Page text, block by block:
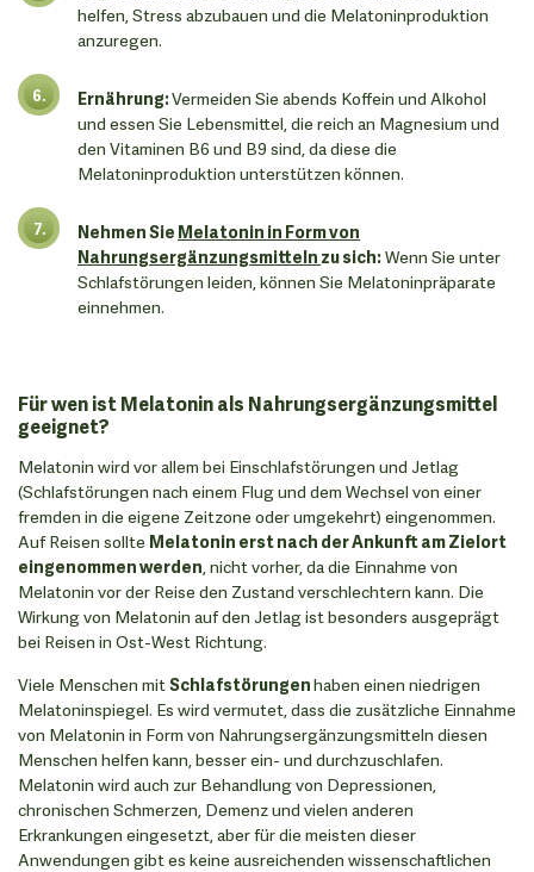
helfen, Stress abzubauen und die Melatoninproduktion
anzuregen.
Ernährung:Vermeiden Sie abends Koffein und Alkohol
und essen Sie Lebensmittel, die reich an Magnesium und
den Vitaminen B6 und B9 sind, da diese die
Melatoninproduktion unterstützen können.
Nehmen Sie Melatonin in Form von
Nahrungsergänzungsmitteln zu sich:Wenn Sie unter
Schlafstörungen leiden, können Sie Melatoninpräparate
einnehmen.
Für wen ist Melatonin als Nahrungsergänzungsmittel
geeignet?
Melatonin wird vor allem bei Einschlafstörungen und Jetlag
(Schlafstörungen nach einem Flug und dem Wechsel von einer
fremden in die eigene Zeitzone oder umgekehrt) eingenommen.
Auf Reisen sollte Melatonin erst nach der Ankunft am Zielort
eingenommen werden, nicht vorher, da die Einnahme von
Melatonin vor der Reise den Zustand verschlechtern kann. Die
Wirkung von Melatonin auf den Jetlag ist besonders ausgeprägt
bei Reisen in Ost-West Richtung.
Viele Menschen mitSchlafstörungenhaben einen niedrigen
Melatoninspiegel. Es wird vermutet, dass die zusätzliche Einnahme
von Melatonin in Form von Nahrungsergänzungsmitteln diesen
Menschen helfen kann, besser ein- und durchzuschlafen.
Melatonin wird auch zur Behandlung von Depressionen,
chronischen Schmerzen, Demenz und vielen anderen
Erkrankungen eingesetzt, aber für die meisten dieser
Anwendungen gibt es keine ausreichenden wissenschaftlichen